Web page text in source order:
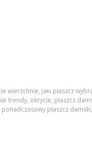
wierzchnie, jaki płaszcz
trendy, okrycie, płaszcz
ponadczasowy płaszcz damski,